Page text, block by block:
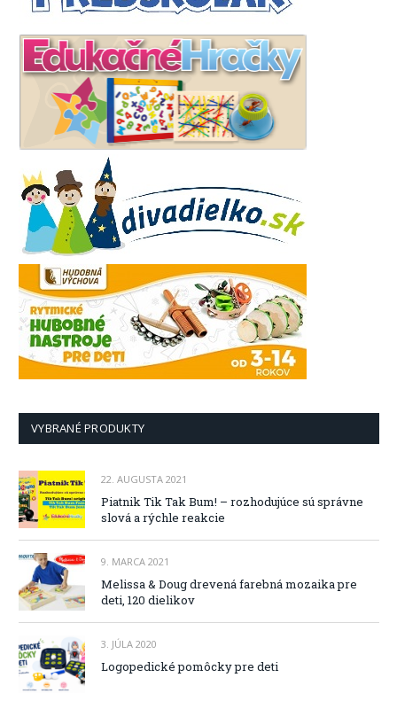
VYBRANÉ PRODUKTY
22. AUGUSTA 2021
Piatnik Tik Tak Bum! – rozhodujúce sú správne
slová a rýchle reakcie
9. MARCA 2021
Melissa & Doug drevená farebná mozaika pre
deti, 120 dielikov
3. JÚLA 2020
Logopedické pomôcky pre deti